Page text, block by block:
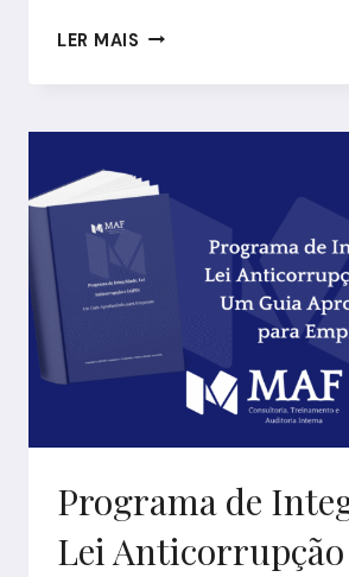
LER MAIS DESVENDANDO
PODER
COMO
IMPULSIONA
O
CRESCIMENTO
SUSTENTÁVEL
DAS
EMPRESAS
Programa de
Lei Anticorrupção